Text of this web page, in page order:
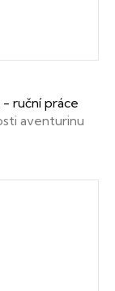
ruční práce
aventurinu